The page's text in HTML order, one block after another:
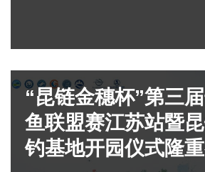
“昆链金穗杯”第三
鱼联盟赛江苏站暨
钓基地开园仪式隆